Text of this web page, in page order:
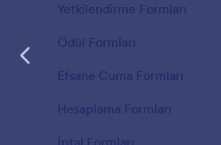
Yetkilendirme Formları
Ödül Formları
Efsane Cuma Formları
Hesaplama Formları
İptal Formları